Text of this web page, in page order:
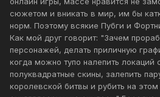
сюжетом и вникать в мир, им бы
норм. Поэтому всякие Пубги и
Как мой друг говорит: "Зачем
персонажей, делать приличную
когда можно тупо налепить
полуквадратные скины, залепить
королевской битвы и рубить на